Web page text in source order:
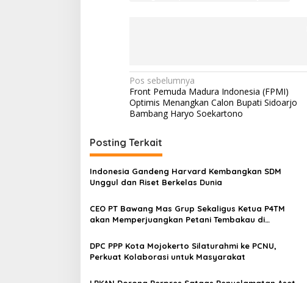
N
a
v
i
g
a
s
i
p
s
Pos sebelumnya
Front Pemuda Madura Indonesia (FPMI)
Optimis Menangkan Calon Bupati Sidoarjo
Bambang Haryo Soekartono
Posting Terkait
Indonesia Gandeng Harvard Kembangkan SDM
Unggul dan Riset Berkelas Dunia
CEO PT Bawang Mas Grup Sekaligus Ketua P4TM
akan Memperjuangkan Petani Tembakau di
DPC PPP Kota Mojokerto Silaturahmi ke PCNU,
Perkuat Kolaborasi untuk Masyarakat